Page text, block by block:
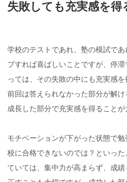
失敗しても充実感を得
学校のテストであれ、塾の模試で
プすれば喜ばしいことですが、停
っては、その失敗の中にも充実感を
前回は答えられなかった部分が解け
成長した部分で充実感を得ることが
モチベーションが下がった状態で
校に合格できないのでは？といっ
ていては、集中力が高まらず、成